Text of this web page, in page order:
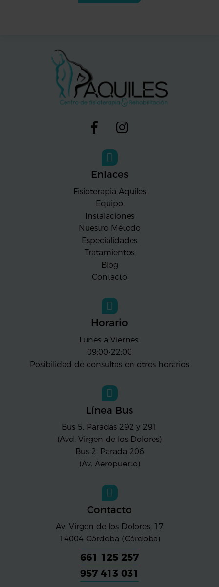
Enlaces
Fisioterapia Aquiles
Equipo
Instalaciones
Nuestro Método
Especialidades
Tratamientos
Blog
Contacto
Horario
Lunes a Viernes:
09:00-22:00
Posibilidad de consultas en otros horarios
Línea Bus
Bus 5. Paradas 292 y 291
(Avd. Virgen de los Dolores)
Bus 2. Parada 206
(Av. Aeropuerto)
Contacto
Av. Virgen de los Dolores, 17
14004 Córdoba (Córdoba)
661 125 257
957 413 031